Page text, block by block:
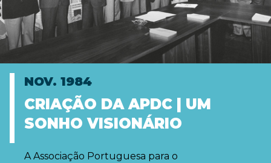
NOV. 1984
CRIAÇÃO DA APDC | UM
SONHO VISIONÁRIO
A Associação Portuguesa para o